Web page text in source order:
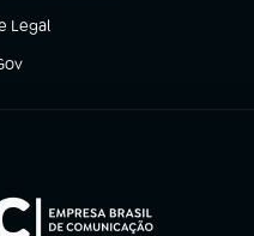
Legal
aba)
nova aba)